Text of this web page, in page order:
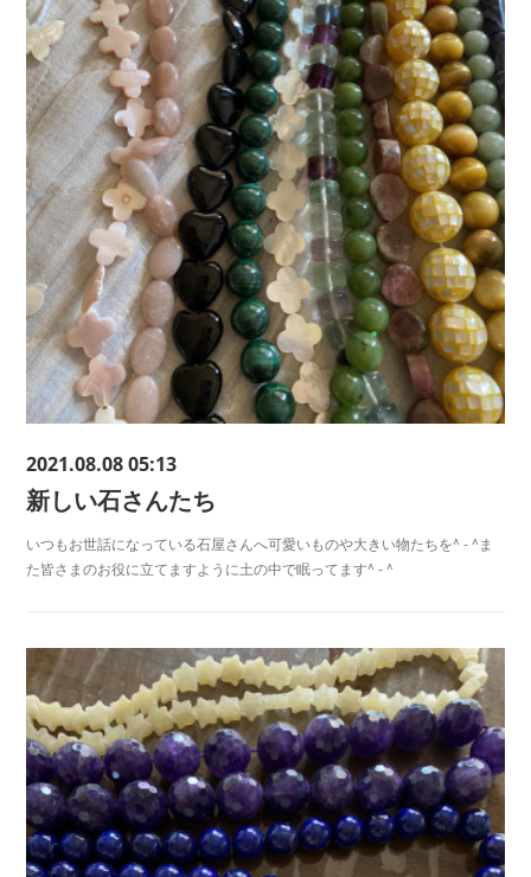
2021.08.08 05:13
新しい石さんたち
いつもお世話になっている石屋さんへ可愛いものや大きい物たちを^ - ^ま
た皆さまのお役に立てますように土の中で眠ってます^ - ^